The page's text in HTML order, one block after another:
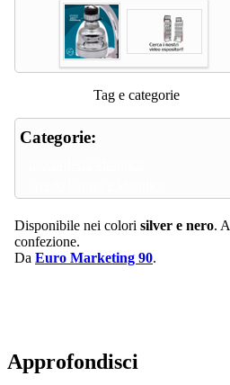
Tag e categorie
Categorie:
Disponibile nei colori silver e nero.
confezione.
Da Euro Marketing 90.
Approfondisci